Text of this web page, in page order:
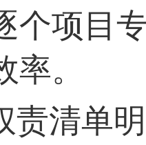
个项目
。
责清单